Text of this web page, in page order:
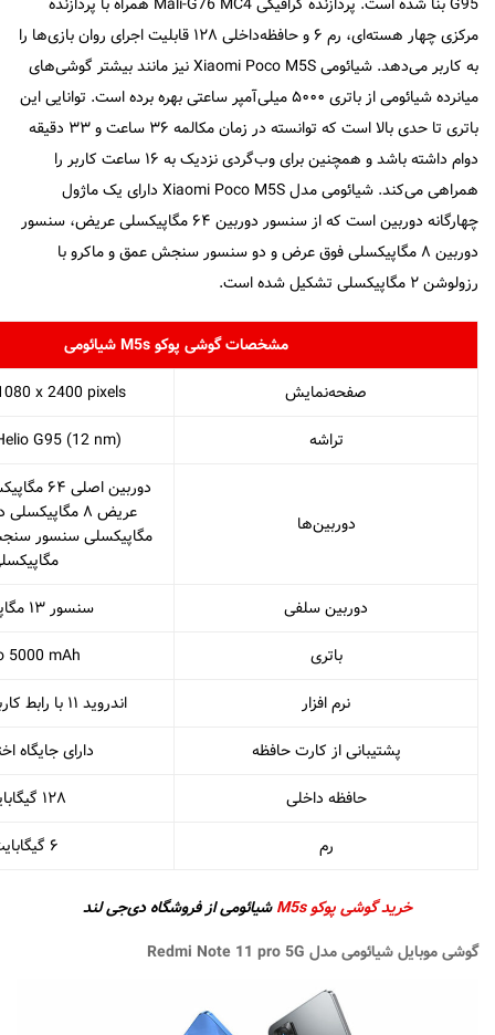
مرکزی چهار هسته‌ای، رم ۶ و حافظه‌داخلی ۱۲۸ قابلیت اجرای روان بازی‌ها را
به کاربر می‌دهد. شیائومی Xiaomi Poco M5S نیز مانند بیشتر گوشی‌های
میانرده شیائومی از باتری ۵۰۰۰ میلی‌آمپر ساعتی بهره برده است. توانایی این
باتری تا حدی بالا است که توانسته در زمان مکالمه ۳۶ ساعت و ۳۳ دقیقه
دوام داشته باشد و همچنین برای وب‌گردی نزدیک به ۱۶ ساعت کاربر را
همراهی می‌کند. شیائومی مدل Xiaomi Poco M5S دارای یک ماژول
چهارگانه دوربین است که از سنسور دوربین ۶۴ مگاپیکسلی عریض، سنسور
دوربین ۸ مگاپیکسلی فوق عرض و دو سنسور سنجش عمق و ماکرو با
رزولوشن ۲ مگاپیکسلی تشکیل شده است.
مشخصات گوشی پوکو M5s شیائومی
صفحه‌نمایش
x 2400 pixels
تراشه
G95 (12 nm)
دوربین‌ها
دوربین
دوربین سلفی
سنسور ۱۳ مگاپیکسلی
باتری
5000 mAh
نرم افزار
اندروید ۱۱ با رابط کاربری MIUI 13
پشتیبانی از کارت حافظه
دارای جایگاه
حافظه داخلی
۱۲۸ گیگابایت
رم
۶ گیگابایت
خرید گوشی پوکو M5s
شیائومی از فروشگاه دی‌جی لند
گوشی موبایل شیائومی مدل Redmi Note 11 pro 5G